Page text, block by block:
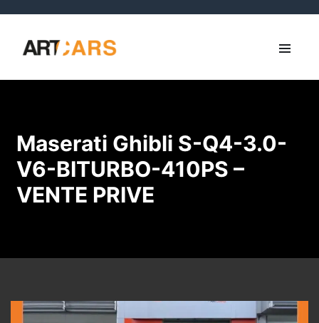
Maserati Ghibli S-Q4-3.0-
V6-BITURBO-410PS –
VENTE PRIVE